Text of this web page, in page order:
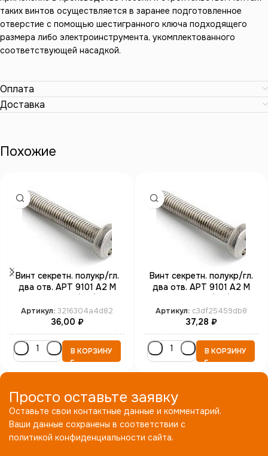
таких винтов осуществляется в заранее подготовленное
отверстие с помощью шестигранного ключа подходящего
размера либо электроинструмента, укомплектованного
соответствующей насадкой.
Оплата
Доставка
Похожие
Винт секретн. полукр/гл.
два отв. АРТ 9101 А2 M
Артикул: 3216304a4d82
36,00 ₽
В КОРЗИНУ
Винт секретн. полукр/гл.
два отв. АРТ 9101 А2 M
Артикул: c3df25459db8
37,28 ₽
В КОРЗИНУ
Просто оставьте заявку
Оставьте свои контактные данные и комментарий.
Ваши данные сохранены в соответствии с
политикой конфиденциальности сайта.